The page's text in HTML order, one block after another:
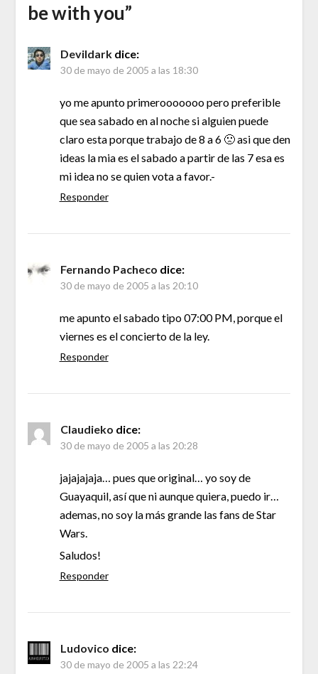
be with you”
Devildark dice:
30 de mayo de 2005 a las 18:30
yo me apunto primerooooooo pero preferible
que sea sabado en al noche si alguien puede
claro esta porque trabajo de 8 a 6 🙁 asi que den
ideas la mia es el sabado a partir de las 7 esa es
mi idea no se quien vota a favor.-
Responder
Fernando Pacheco dice:
30 de mayo de 2005 a las 20:10
me apunto el sabado tipo 07:00 PM, porque el
viernes es el concierto de la ley.
Responder
Claudieko dice:
30 de mayo de 2005 a las 20:28
jajajajaja… pues que original… yo soy de
Guayaquil, así que ni aunque quiera, puedo ir…
ademas, no soy la más grande las fans de Star
Wars.
Saludos!
Responder
Ludovico dice:
30 de mayo de 2005 a las 22:24